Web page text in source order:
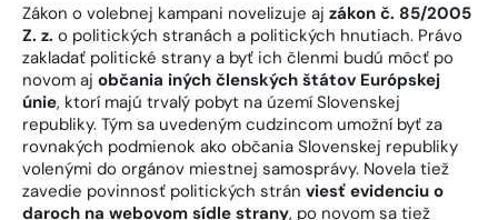
Zákon o volebnej kampani novelizuje aj zákon č. 85/2005
Z. z. o politických stranách a politických hnutiach. Právo
zakladať politické strany a byť ich členmi budú môcť po
novom aj občania iných členských štátov Európskej
únie, ktorí majú trvalý pobyt na území Slovenskej
republiky. Tým sa uvedeným cudzincom umožní byť za
rovnakých podmienok ako občania Slovenskej republiky
volenými do orgánov miestnej samosprávy. Novela tiež
zavedie povinnosť politických strán viesť evidenciu o
daroch na webovom sídle strany, po novom sa tiež